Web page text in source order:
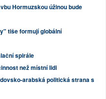
Hormuzskou úžinou bude
tiše formují globální
spirále
než místní lidi
arabská politická strana s